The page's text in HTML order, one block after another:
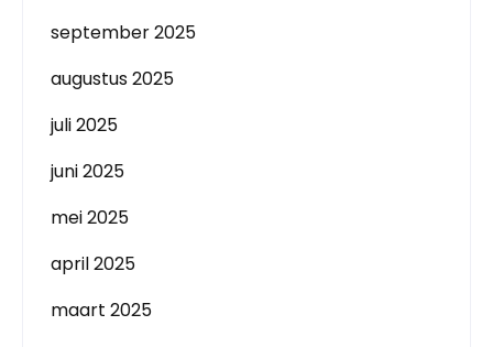
september 2025
augustus 2025
juli 2025
juni 2025
mei 2025
april 2025
maart 2025